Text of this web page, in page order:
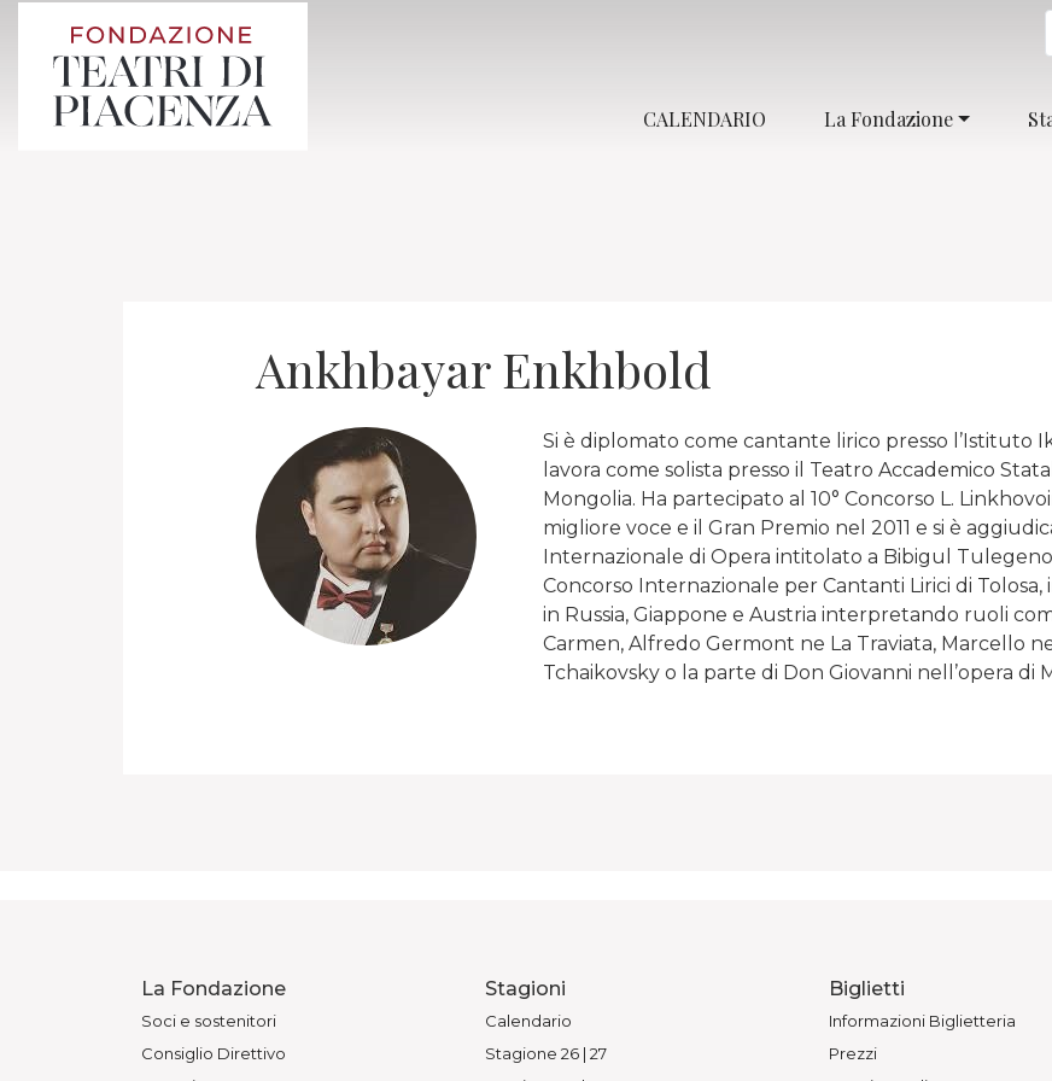
CALENDARIO La Fondazione
Ankhbayar Enkhbold
Si è diplomato come cantante lirico presso l’Istituto
lavora come solista presso il Teatro Accademico
Mongolia. Ha partecipato al 10° Concorso L.
migliore voce e il Gran Premio nel 2011 e si è
Internazionale di Opera intitolato a Bibigul
Concorso Internazionale per Cantanti Lirici di
in Russia, Giappone e Austria interpretando ruoli
Carmen, Alfredo Germont ne La Traviata, Marcello
Tchaikovsky o la parte di Don Giovanni nell’opera di
La Fondazione
Soci e sostenitori
Consiglio Direttivo
Stagioni
Calendario
Stagione 26 | 27
Biglietti
Informazioni Biglietteria
Prezzi